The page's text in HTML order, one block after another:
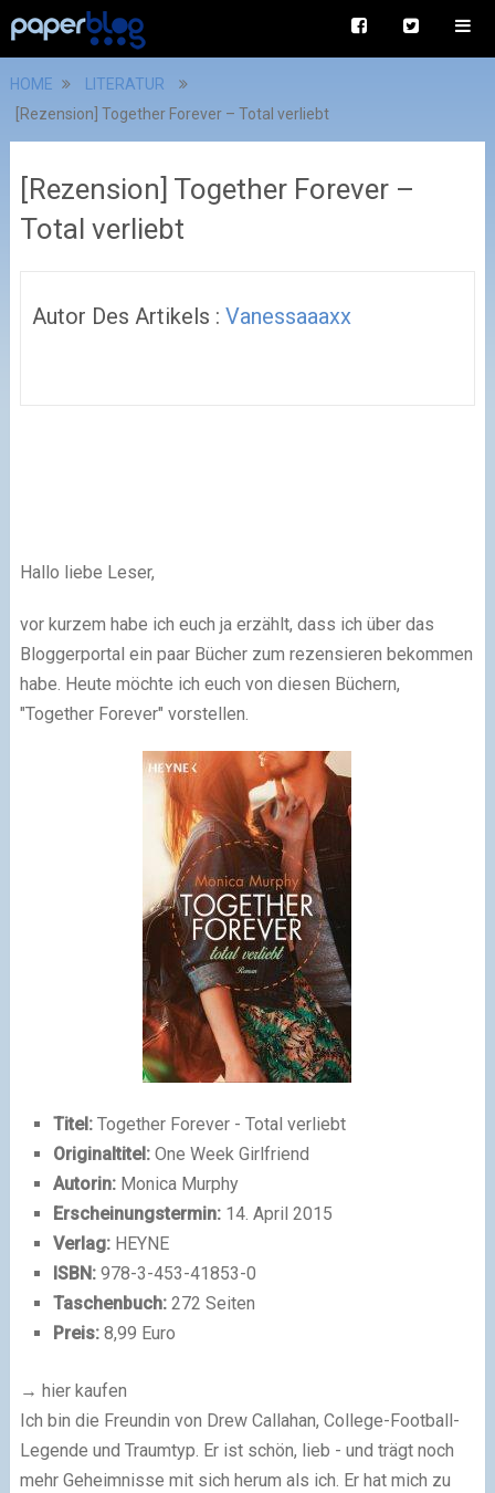
HOME
LITERATUR
[Rezension] Together Forever – Total verliebt
[Rezension] Together Forever –
Total verliebt
Autor Des Artikels : Vanessaaaxx
Hallo liebe Leser,
vor kurzem habe ich euch ja erzählt, dass ich über das
Bloggerportal ein paar Bücher zum rezensieren bekommen
habe. Heute möchte ich euch von diesen Büchern,
"Together Forever" vorstellen.
Titel: Together Forever - Total verliebt
Originaltitel: One Week Girlfriend
Autorin:Monica Murphy
Erscheinungstermin:14. April 2015
Verlag: HEYNE
ISBN: 978-3-453-41853-0
Taschenbuch: 272 Seiten
Preis: 8,99 Euro
→ hier kaufen
Ich bin die Freundin von Drew Callahan, College-Football-
Legende und Traumtyp. Er ist schön, lieb - und trägt noch
mehr Geheimnisse mit sich herum als ich. Er hat mich zu